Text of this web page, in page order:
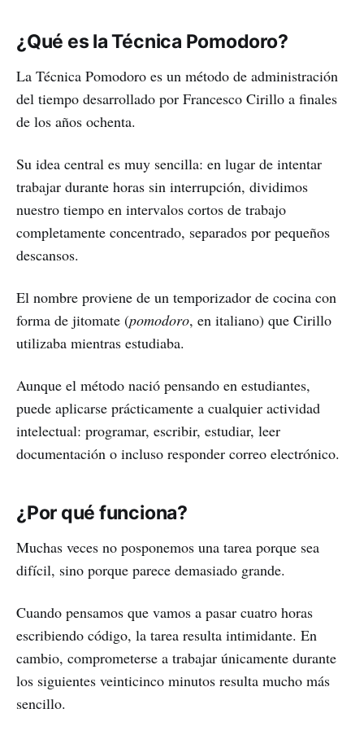
¿Qué es la Técnica Pomodoro?
La Técnica Pomodoro es un método de administración
del tiempo desarrollado por Francesco Cirillo a finales
de los años ochenta.
Su idea central es muy sencilla: en lugar de intentar
trabajar durante horas sin interrupción, dividimos
nuestro tiempo en intervalos cortos de trabajo
completamente concentrado, separados por pequeños
descansos.
El nombre proviene de un temporizador de cocina con
forma de jitomate (pomodoro, en italiano) que Cirillo
utilizaba mientras estudiaba.
Aunque el método nació pensando en estudiantes,
puede aplicarse prácticamente a cualquier actividad
intelectual: programar, escribir, estudiar, leer
documentación o incluso responder correo electrónico.
¿Por qué funciona?
Muchas veces no posponemos una tarea porque sea
difícil, sino porque parece demasiado grande.
Cuando pensamos que vamos a pasar cuatro horas
escribiendo código, la tarea resulta intimidante. En
cambio, comprometerse a trabajar únicamente durante
los siguientes veinticinco minutos resulta mucho más
sencillo.